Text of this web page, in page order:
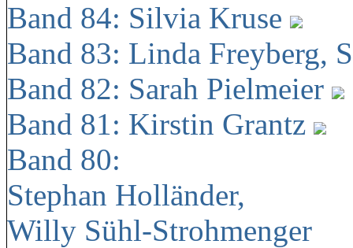
Band 84: Silvia Kruse
Band 83: Linda Freyberg,
Band 82: Sarah Pielmeier
Band 81: Kirstin Grantz
Band 80:
Stephan Holländer,
Willy Sühl-Strohmenger